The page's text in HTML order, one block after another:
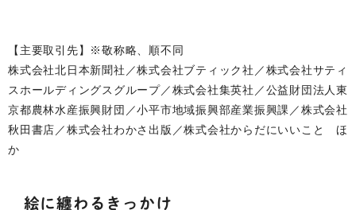
【主要取引先】※敬称略、順不同
株式会社北日本新聞社／株式会社ブティック社／株式会社サティ
スホールディングスグループ／株式会社集英社／公益財団法人東
京都農林水産振興財団／小平市地域振興部産業振興課／株式会社
秋田書店／株式会社わかさ出版／株式会社からだにいいこと ほ
か
絵に纏わるきっかけ